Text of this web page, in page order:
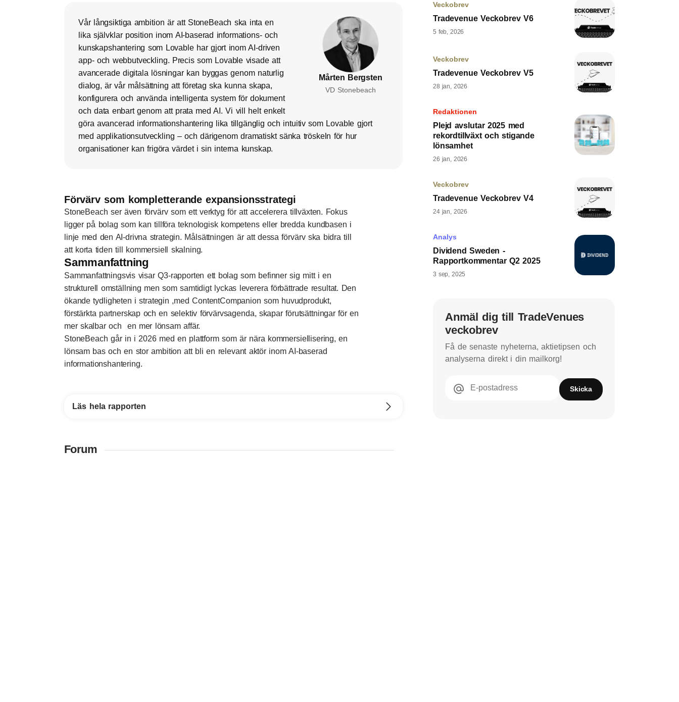
Mårten Bergsten
VD Stonebeach
Vår långsiktiga ambition är att StoneBeach ska inta en
lika självklar position inom AI-baserad informations- och
kunskapshantering som Lovable har gjort inom AI-driven
app- och webbutveckling. Precis som Lovable visade att
avancerade digitala lösningar kan byggas genom naturlig
dialog, är vår målsättning att företag ska kunna skapa,
konfigurera och använda intelligenta system för dokument
och data enbart genom att prata med AI. Vi vill helt enkelt
göra avancerad informationshantering lika tillgänglig och intuitiv som Lovable gjort
med applikationsutveckling – och därigenom dramatiskt sänka tröskeln för hur
organisationer kan frigöra värdet i sin interna kunskap.
Förvärv som kompletterande expansionsstrategi
StoneBeach ser även förvärv som ett verktyg för att accelerera tillväxten. Fokus
ligger på bolag som kan tillföra teknologisk kompetens eller bredda kundbasen i
linje med den AI-drivna strategin. Målsättningen är att dessa förvärv ska bidra till
att korta tiden till kommersiell skalning.
Sammanfattning
Sammanfattningsvis visar Q3-rapporten ett bolag som befinner sig mitt i en
strukturell omställning men som samtidigt lyckas leverera förbättrade resultat. Den
ökande tydligheten i strategin ,med ContentCompanion som huvudprodukt,
förstärkta partnerskap och en selektiv förvärvsagenda, skapar förutsättningar för en
mer skalbar och en mer lönsam affär.
StoneBeach går in i 2026 med en plattform som är nära kommersiellisering, en
lönsam bas och en stor ambition att bli en relevant aktör inom AI-baserad
informationshantering.
Läs hela rapporten
Forum
Veckobrev
Tradevenue Veckobrev V6
5 feb, 2026
Veckobrev
Tradevenue Veckobrev V5
28 jan, 2026
Redaktionen
Plejd avslutar 2025 med
rekordtillväxt och stigande
lönsamhet
26 jan, 2026
Veckobrev
Tradevenue Veckobrev V4
24 jan, 2026
Analys
Dividend Sweden -
Rapportkommentar Q2 2025
3 sep, 2025
Anmäl dig till TradeVenues
veckobrev
Få de senaste nyheterna, aktietipsen och
analyserna direkt i din mailkorg!
E-postadress Skicka